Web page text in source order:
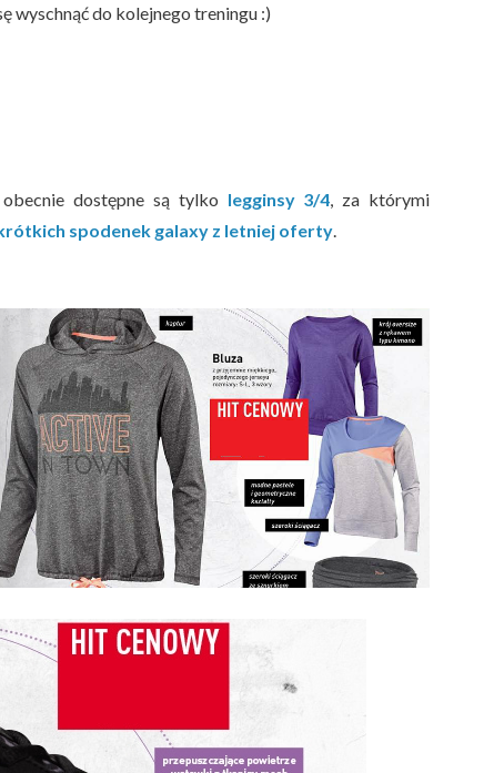
wyschnąć do kolejnego treningu :)
dostępne są tylko legginsy 3/4 , za którymi
spodenek galaxy z letniej oferty.